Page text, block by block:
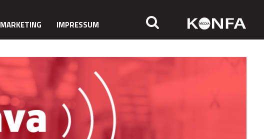
MARKETING IMPRESSUM